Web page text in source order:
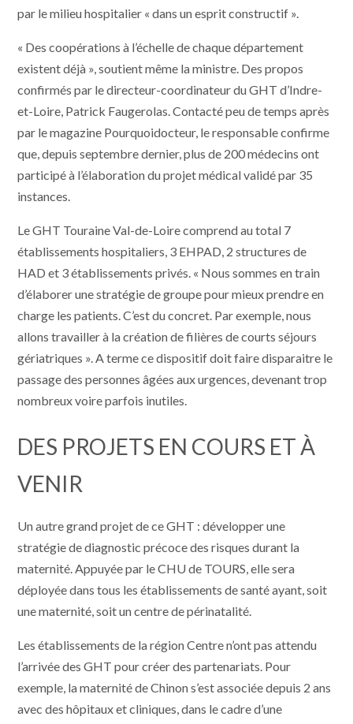
par le milieu hospitalier « dans un esprit constructif ».
« Des coopérations à l’échelle de chaque département
existent déjà », soutient même la ministre. Des propos
confirmés par le directeur-coordinateur du GHT d’Indre-
et-Loire, Patrick Faugerolas. Contacté peu de temps après
par le magazine Pourquoidocteur, le responsable confirme
que, depuis septembre dernier, plus de 200 médecins ont
participé à l’élaboration du projet médical validé par 35
instances.
Le GHT Touraine Val-de-Loire comprend au total 7
établissements hospitaliers, 3 EHPAD, 2 structures de
HAD et 3 établissements privés. « Nous sommes en train
d’élaborer une stratégie de groupe pour mieux prendre en
charge les patients. C’est du concret. Par exemple, nous
allons travailler à la création de filières de courts séjours
gériatriques ». A terme ce dispositif doit faire disparaitre le
passage des personnes âgées aux urgences, devenant trop
nombreux voire parfois inutiles.
DES PROJETS EN COURS ET À
VENIR
Un autre grand projet de ce GHT : développer une
stratégie de diagnostic précoce des risques durant la
maternité. Appuyée par le CHU de TOURS, elle sera
déployée dans tous les établissements de santé ayant, soit
une maternité, soit un centre de périnatalité.
Les établissements de la région Centre n’ont pas attendu
l’arrivée des GHT pour créer des partenariats. Pour
exemple, la maternité de Chinon s’est associée depuis 2 ans
avec des hôpitaux et cliniques, dans le cadre d’une